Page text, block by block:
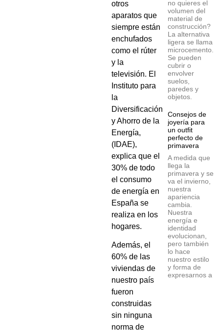
otros
aparatos que
siempre están
enchufados
como el rúter
y la
televisión. El
Instituto para
la
Diversificación
y Ahorro de la
Energía,
(IDAE),
explica que el
30% de todo
el consumo
de energía en
España se
realiza en los
hogares.
Además, el
60% de las
viviendas de
nuestro país
fueron
construidas
sin ninguna
norma de
no quieres el
volumen del
material de
construcción?
La alternativa
ligera se llama
microcemento.
Se pueden
cubrir o
envolver
suelos,
paredes y
objetos.
Consejos de
joyería para
un outfit
perfecto de
primavera
A medida que
llega la
primavera y se
va el invierno,
nuestra
apariencia
cambia.
Nuestra
energía e
identidad
evolucionan,
pero también
lo hace
nuestro estilo
y forma de
expresarnos a